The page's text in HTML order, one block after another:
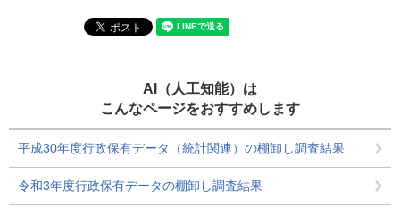
AI（人工知能）は
こんなページをおすすめします
平成30年度行政保有データ（統計関連）の棚卸し調査結果
令和3年度行政保有データの棚卸し調査結果